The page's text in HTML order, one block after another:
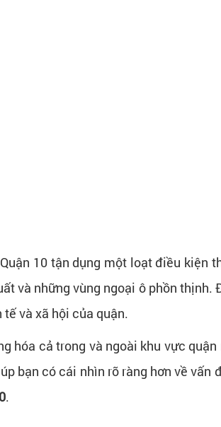
10 tận dụng một loạt điều
và những vùng ngoại ô phồn
và xã hội của quận.
hóa cả trong và ngoài khu vực
bạn có cái nhìn rõ ràng hơn về vấn
.